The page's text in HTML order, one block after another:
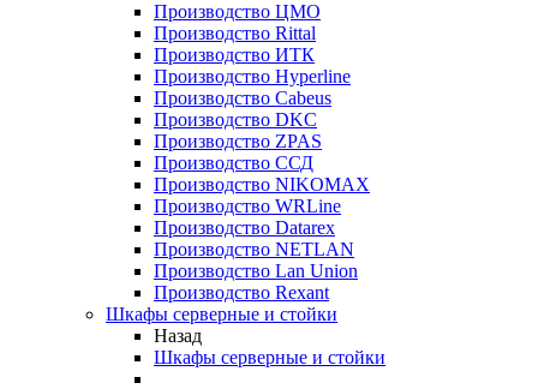
Производство ЦМО
Производство Rittal
Производство ИТК
Производство Hyperline
Производство Cabeus
Производство DKC
Производство ZPAS
Производство ССД
Производство NIKOMAX
Производство WRLine
Производство Datarex
Производство NETLAN
Производство Lan Union
Производство Rexant
Шкафы серверные и стойки
Назад
Шкафы серверные и стойки